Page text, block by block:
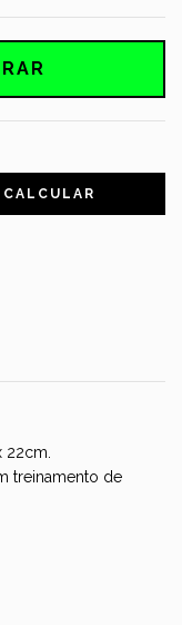
CALCULAR
treinamento de